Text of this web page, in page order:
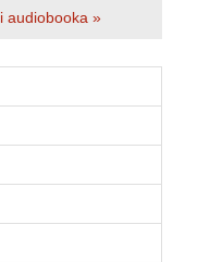
audiobooka »